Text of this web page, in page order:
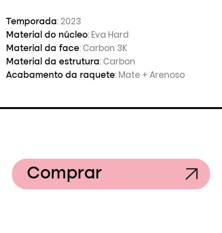
Temporada: 2023
Material do núcleo: Eva Hard
Material da face: Carbon 3K
Material da estrutura: Carbon
Acabamento da raquete: Mate + Arenoso
Comprar